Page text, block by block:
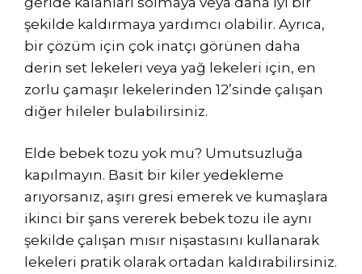
şekilde kaldırmaya yardımcı olabilir. Ayrıca,
bir çözüm için çok inatçı görünen daha
derin set lekeleri veya yağ lekeleri için, en
zorlu çamaşır lekelerinden 12’sinde çalışan
diğer hileler bulabilirsiniz.
Elde bebek tozu yok mu? Umutsuzluğa
kapılmayın. Basit bir kiler yedekleme
arıyorsanız, aşırı gresi emerek ve kumaşlara
ikinci bir şans vererek bebek tozu ile aynı
şekilde çalışan mısır nişastasını kullanarak
lekeleri pratik olarak ortadan kaldırabilirsiniz.